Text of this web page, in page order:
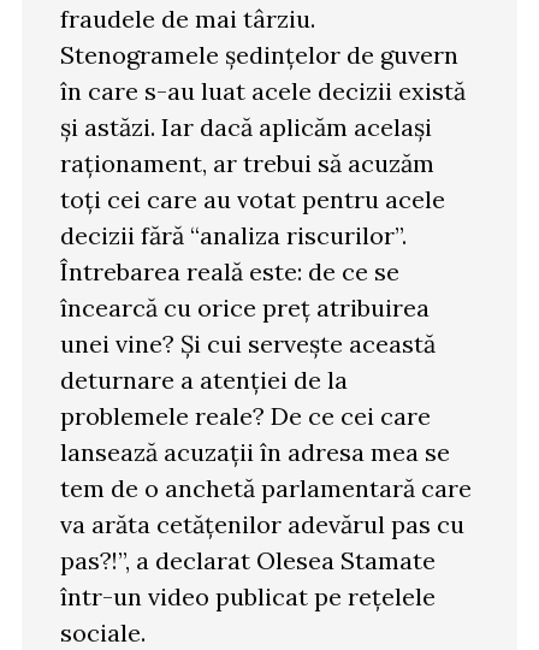
fraudele de mai târziu.
Stenogramele ședințelor de guvern
în care s-au luat acele decizii există
și astăzi. Iar dacă aplicăm același
raționament, ar trebui să acuzăm
toți cei care au votat pentru acele
decizii fără “analiza riscurilor”.
Întrebarea reală este: de ce se
încearcă cu orice preț atribuirea
unei vine? Și cui servește această
deturnare a atenției de la
problemele reale? De ce cei care
lansează acuzații în adresa mea se
tem de o anchetă parlamentară care
va arăta cetățenilor adevărul pas cu
pas?!”, a declarat Olesea Stamate
într-un video publicat pe rețelele
sociale.